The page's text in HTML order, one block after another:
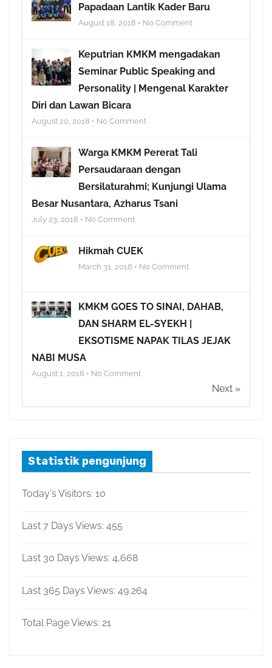
Papadaan Lantik Kader Baru
August 18, 2018 • No Comment
Keputrian KMKM mengadakan
Seminar Public Speaking and
Personality | Mengenal Karakter
Diri dan Lawan Bicara
August 20, 2018 • No Comment
Warga KMKM Pererat Tali
Persaudaraan dengan
Bersilaturahmi; Kunjungi Ulama
Besar Nusantara, Azharus Tsani
July 23, 2018 • No Comment
Hikmah CUEK
March 31, 2018 • No Comment
KMKM GOES TO SINAI, DAHAB,
DAN SHARM EL-SYEKH |
EKSOTISME NAPAK TILAS JEJAK
NABI MUSA
August 1, 2018 • No Comment
Next »
Statistik pengunjung
Today's Visitors: 10
Last 7 Days Views: 455
Last 30 Days Views: 4,668
Last 365 Days Views: 49,264
Total Page Views: 21